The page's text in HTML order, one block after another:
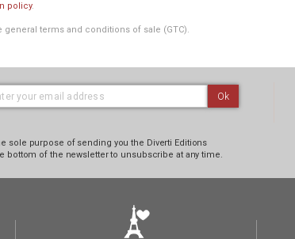
policy.
general terms and conditions of sale (GTC).
Ok
sole purpose of sending you the Diverti Editions
bottom of the newsletter to unsubscribe at any time.